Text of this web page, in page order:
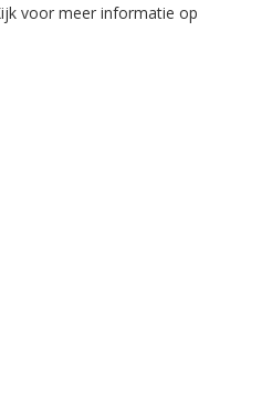
voor meer informatie op